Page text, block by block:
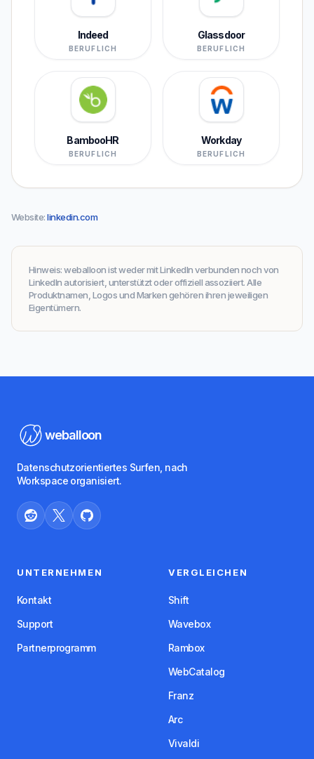
Indeed
BERUFLICH
Glassdoor
BERUFLICH
BambooHR
BERUFLICH
Workday
BERUFLICH
Website:linkedin.com
Hinweis:weballoon ist weder mit LinkedIn verbunden noch von
LinkedIn autorisiert, unterstützt oder offiziell assoziiert. Alle
Produktnamen, Logos und Marken gehören ihren jeweiligen
Eigentümern.
weballoon
Datenschutzorientiertes Surfen, nach
Workspace organisiert.
UNTERNEHMEN
Kontakt
Support
Partnerprogramm
VERGLEICHEN
Shift
Wavebox
Rambox
WebCatalog
Franz
Arc
Vivaldi